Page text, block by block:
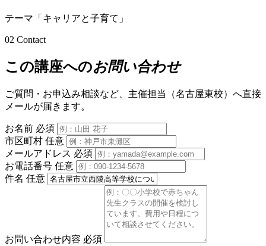
テーマ「キャリアと子育て」
02 Contact
この講座へのお問い合わせ
ご質問・お申込み相談など、主催担当（名古屋東校）へ直接
メールが届きます。
お名前 必須
市区町村 任意
メールアドレス 必須
お電話番号 任意
件名 任意
お問い合わせ内容 必須